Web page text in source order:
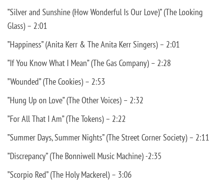
”Silver and Sunshine (How Wonderful Is Our Love)” (The Looking
Glass) – 2:01
”Happiness” (Anita Kerr & The Anita Kerr Singers) – 2:01
”If You Know What I Mean” (The Gas Company) – 2:28
”Wounded” (The Cookies) – 2:53
”Hung Up on Love” (The Other Voices) – 2:32
”For All That I Am” (The Tokens) – 2:22
”Summer Days, Summer Nights” (The Street Corner Society) – 2:11
”Discrepancy” (The Bonniwell Music Machine) -2:35
”Scorpio Red” (The Holy Mackerel) – 3:06